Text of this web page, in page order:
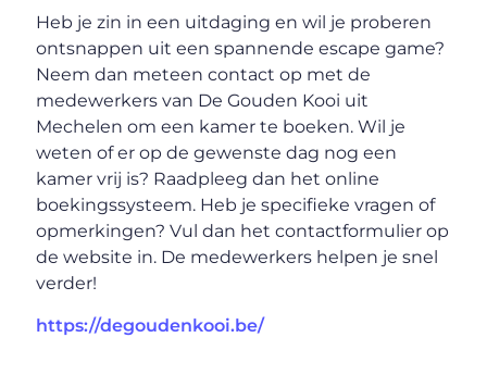
Heb je zin in een uitdaging en wil je proberen
ontsnappen uit een spannende escape game?
Neem dan meteen contact op met de
medewerkers van De Gouden Kooi uit
Mechelen om een kamer te boeken. Wil je
weten of er op de gewenste dag nog een
kamer vrij is? Raadpleeg dan het online
boekingssysteem. Heb je specifieke vragen of
opmerkingen? Vul dan het contactformulier op
de website in. De medewerkers helpen je snel
verder!
https://degoudenkooi.be/